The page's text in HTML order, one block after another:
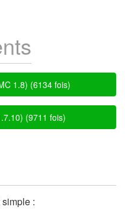
1.8) (6134 fois)
(9711 fois)
: